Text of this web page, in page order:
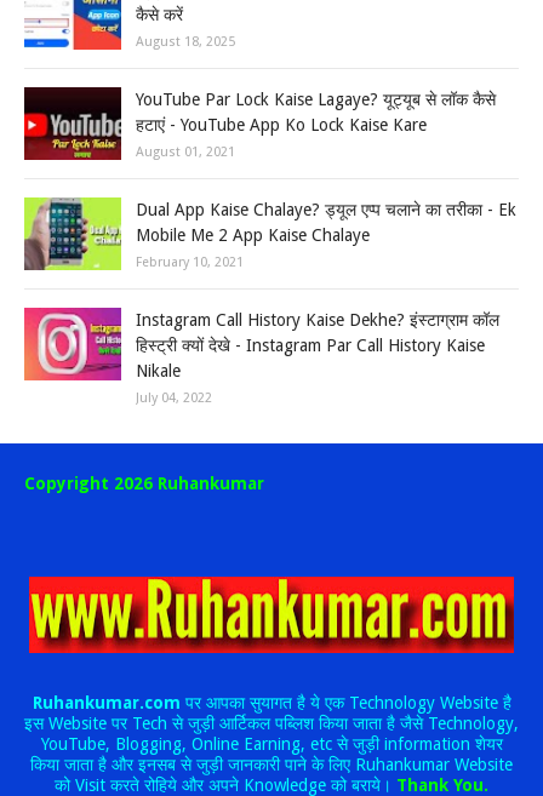
कैसे करें
August 18, 2025
YouTube Par Lock Kaise Lagaye? यूट्यूब से लॉक कैसे
हटाएं - YouTube App Ko Lock Kaise Kare
August 01, 2021
Dual App Kaise Chalaye? ड्यूल एप्प चलाने का तरीका - Ek
Mobile Me 2 App Kaise Chalaye
February 10, 2021
Instagram Call History Kaise Dekhe? इंस्टाग्राम कॉल
हिस्ट्री क्यों देखे - Instagram Par Call History Kaise
Nikale
July 04, 2022
Copyright 2026 Ruhankumar
Ruhankumar.com पर आपका सुयागत है ये एक Technology Website है
इस Website पर Tech से जुड़ी आर्टिकल पब्लिश किया जाता है जैसे Technology,
YouTube, Blogging, Online Earning, etc से जुड़ी information शेयर
किया जाता है और इनसब से जुड़ी जानकारी पाने के लिए Ruhankumar Website
को Visit करते रोहिये और अपने Knowledge को बराये। Thank You.